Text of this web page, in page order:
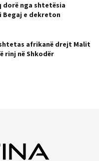
dorë nga shtetësia
e dekreton
afrikanë drejt Malit
rinj në Shkodër